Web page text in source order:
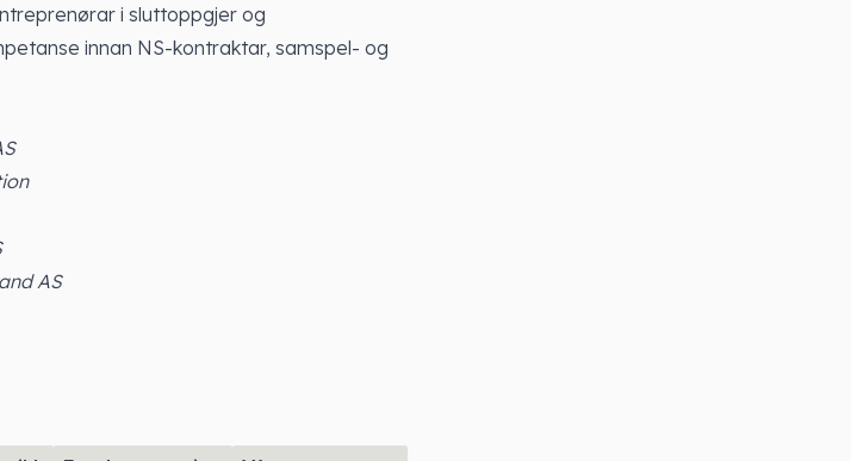
i sluttoppgjer og
innan NS-kontraktar, samspel- og
AS